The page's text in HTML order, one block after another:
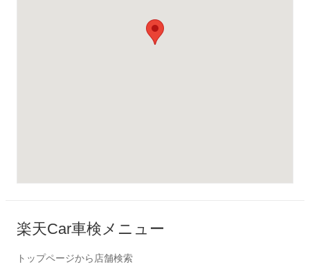
楽天Car車検メニュー
トップページから店舗検索